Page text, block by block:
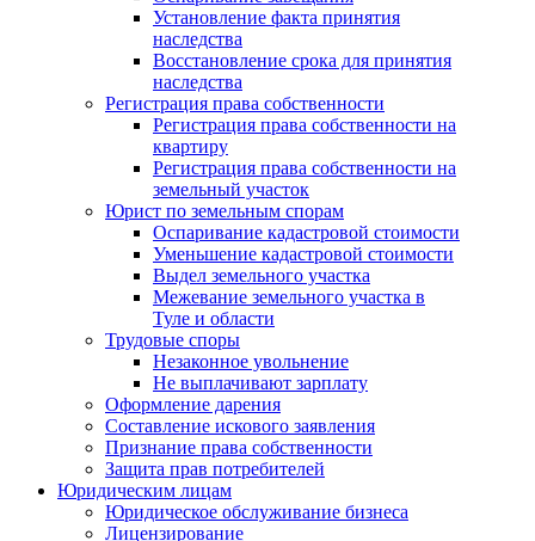
Установление факта принятия
наследства
Восстановление срока для принятия
наследства
Регистрация права собственности
Регистрация права собственности на
квартиру
Регистрация права собственности на
земельный участок
Юрист по земельным спорам
Оспаривание кадастровой стоимости
Уменьшение кадастровой стоимости
Выдел земельного участка
Межевание земельного участка в
Туле и области
Трудовые споры
Незаконное увольнение
Не выплачивают зарплату
Оформление дарения
Составление искового заявления
Признание права собственности
Защита прав потребителей
Юридическим лицам
Юридическое обслуживание бизнеса
Лицензирование